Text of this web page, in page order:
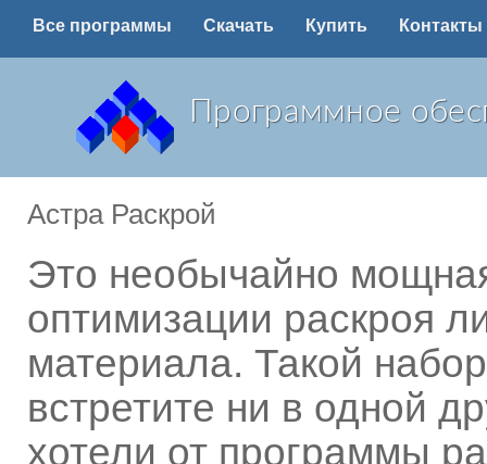
Все программы Скачать Купить Контакты
Программное
Астра Раскрой
Это необычайно
оптимизации раскроя
материала. Такой
встретите ни в одной
хотели от программы